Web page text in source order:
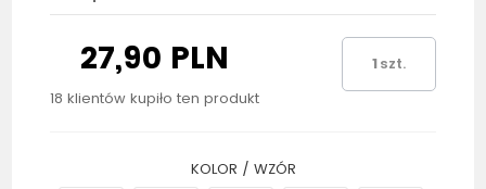
27,90 PLN
18 klientów kupiło ten produkt
szt.
KOLOR / WZÓR